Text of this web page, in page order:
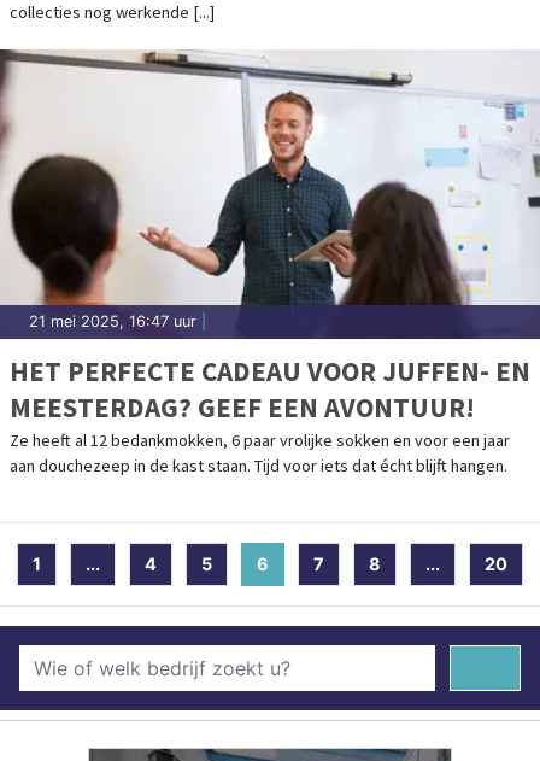
collecties nog werkende [...]
21 mei 2025, 16:47 uur
HET PERFECTE CADEAU VOOR JUFFEN- EN
MEESTERDAG? GEEF EEN AVONTUUR!
Ze heeft al 12 bedankmokken, 6 paar vrolijke sokken en voor een jaar
aan douchezeep in de kast staan. Tijd voor iets dat écht blijft hangen.
1 ... 4 5 6 (current)
7 8 ... 20